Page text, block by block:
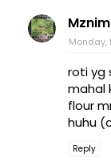
Monday,
roti yg
mahal
flour
huhu
Reply